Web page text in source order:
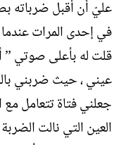
عليّ أن أقبل ضرباته
في إحدى المرات
قلت له بأعلى صوتي ”
عيني ، حيث ضربني
جعلني فتاة تتعامل
العين التي نالت